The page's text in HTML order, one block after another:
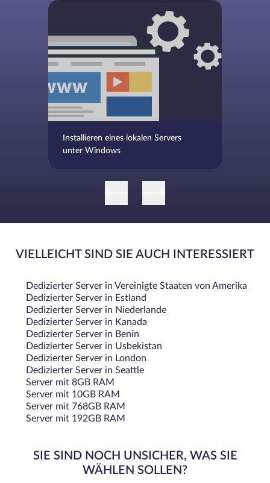
Installieren eines lokalen Servers
unter Windows
VIELLEICHT SIND SIE AUCH INTERESSIERT
Dedizierter Server in Vereinigte Staaten von Amerika
Dedizierter Server in Estland
Dedizierter Server in Niederlande
Dedizierter Server in Kanada
Dedizierter Server in Benin
Dedizierter Server in Usbekistan
Dedizierter Server in London
Dedizierter Server in Seattle
Server mit 8GB RAM
Server mit 10GB RAM
Server mit 768GB RAM
Server mit 192GB RAM
SIE SIND NOCH UNSICHER, WAS SIE
WÄHLEN SOLLEN?